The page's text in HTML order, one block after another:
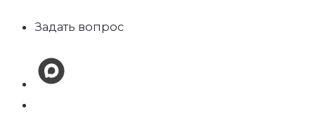
Задать вопрос